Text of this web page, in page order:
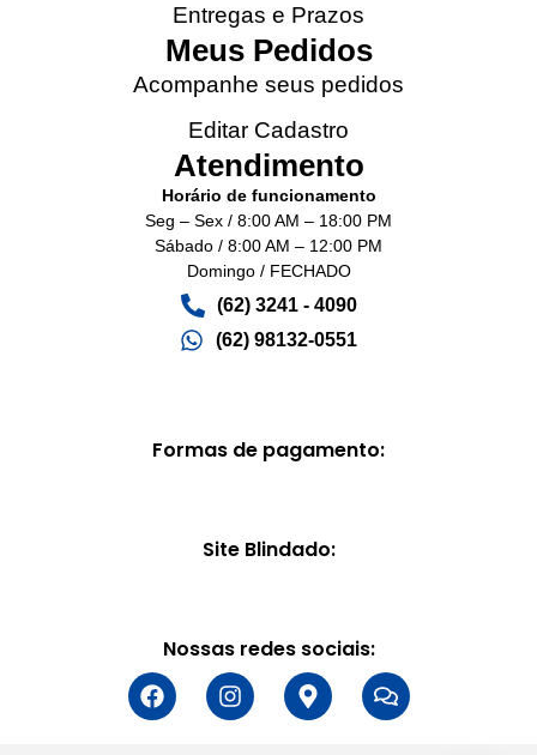
Entregas e Prazos
Meus Pedidos
Acompanhe seus pedidos
Editar Cadastro
Atendimento
Horário de funcionamento
Seg – Sex / 8:00 AM – 18:00 PM
Sábado / 8:00 AM – 12:00 PM
Domingo / FECHADO
(62) 3241 - 4090‬
(62) 98132-0551
Formas de pagamento:
Site Blindado:
Nossas redes sociais: